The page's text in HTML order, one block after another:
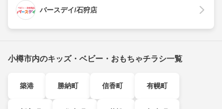
バースデイ/石狩店
小樽市内のキッズ・ベビー・おもちゃチラシ一覧
築港 勝納町 信香町 有幌町